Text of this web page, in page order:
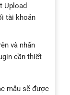
Upload
tài khoản
và nhấn
cần thiết
mẫu sẽ được